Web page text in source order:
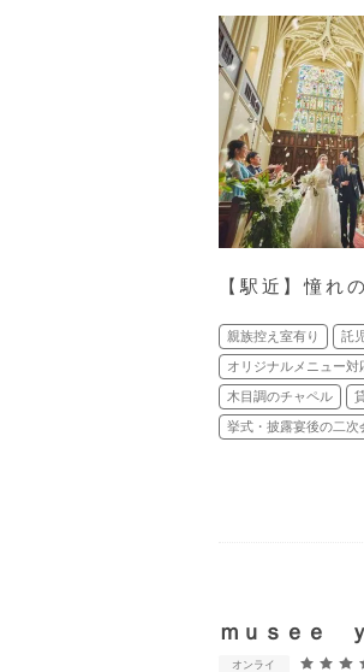
【駅近】憧れ
親族控え室有り 託
オリジナルメニュー対
木目調のチャペル
挙式・披露宴後の二次
ｍｕｓｅｅ
オンライ